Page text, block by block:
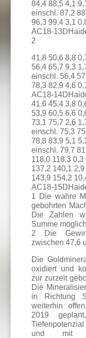
84,4 88,5 4,1
einschl. 87,2
96,3 99,4 3,1
AC18-
2
41,8 50,6 8,8
56,4 65,7 9,3
einschl. 56,4
78,3 82,9 4,6
AC18-
41,6 45,4 3,8
53,9 60,5 6,6
73,1 75,7 2,6
einschl. 75,3
78,8 83,9 5,1
einschl. 79,7
118,0 118,3 0,3
137,2 140,1 2,9
143,9 154,2
AC18-
1 Die wahre
gebohrten
Die Zahlen
Summe
2 Die
zwischen 47,6
Die
oxidiert und
zur zurzeit
Die
in Richtung
weiterhin
2019
und mit